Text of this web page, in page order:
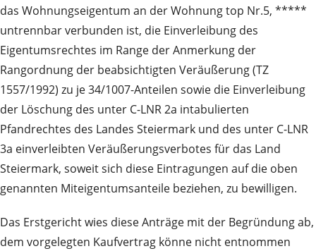
das Wohnungseigentum an der Wohnung top Nr.5, *****
untrennbar verbunden ist, die Einverleibung des
Eigentumsrechtes im Range der Anmerkung der
Rangordnung der beabsichtigten Veräußerung (TZ
1557/1992) zu je 34/1007-Anteilen sowie die Einverleibung
der Löschung des unter C-LNR 2a intabulierten
Pfandrechtes des Landes Steiermark und des unter C-LNR
3a einverleibten Veräußerungsverbotes für das Land
Steiermark, soweit sich diese Eintragungen auf die oben
genannten Miteigentumsanteile beziehen, zu bewilligen.
Das Erstgericht wies diese Anträge mit der Begründung ab,
dem vorgelegten Kaufvertrag könne nicht entnommen